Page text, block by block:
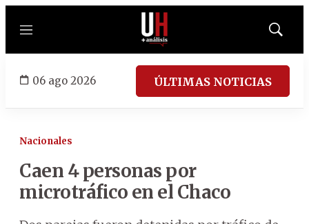
Menú
Mostrar
06 ago 2026 ÚLTIMAS NOTICIAS
Nacionales
Caen 4 personas por
microtráfico en el Chaco